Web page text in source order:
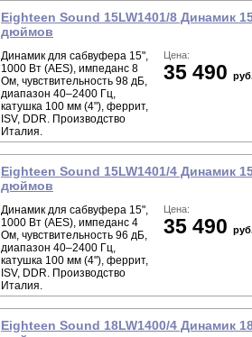
Eighteen Sound 15LW1401/8 Динамик
дюймов
Динамик для сабвуфера 15",
1000 Вт (AES), импеданс 8
Ом, чувствительность 98 дБ,
диапазон 40–2400 Гц,
катушка 100 мм (4"), феррит,
ISV, DDR. Производство
Италия.
Цена:
35 490
Eighteen Sound 15LW1401/4 Динамик
дюймов
Динамик для сабвуфера 15",
1000 Вт (AES), импеданс 4
Ом, чувствительность 96 дБ,
диапазон 40–2400 Гц,
катушка 100 мм (4"), феррит,
ISV, DDR. Производство
Италия.
Цена:
35 490
Eighteen Sound 18LW1400/4 Динамик